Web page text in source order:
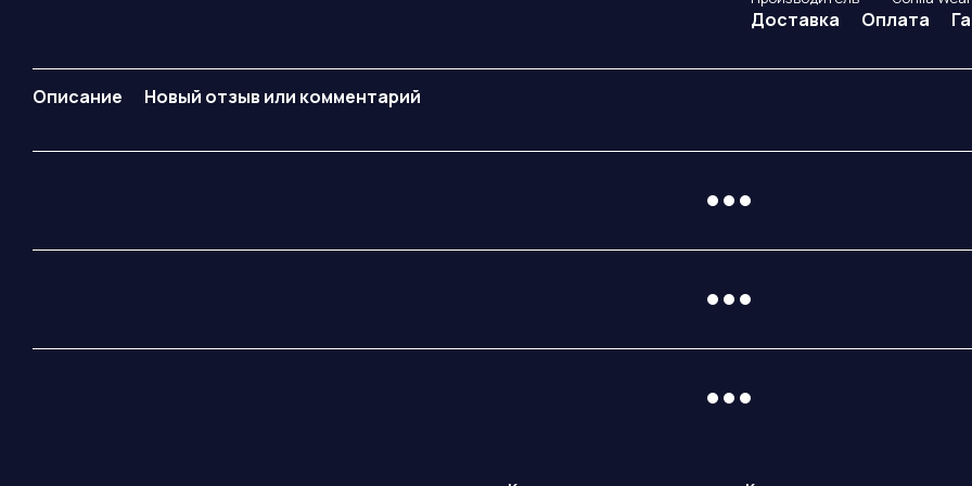
Доставка Оплата
Описание Новый отзыв или комментарий